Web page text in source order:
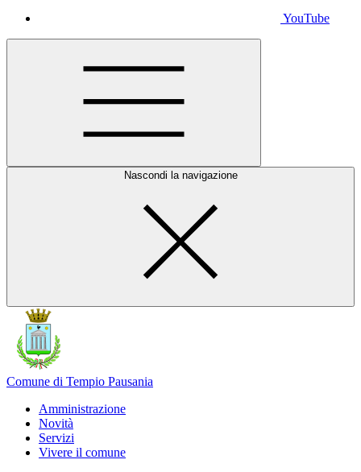
YouTube
Nascondi la navigazione
Comune di Tempio Pausania
Amministrazione
Novità
Servizi
Vivere il comune